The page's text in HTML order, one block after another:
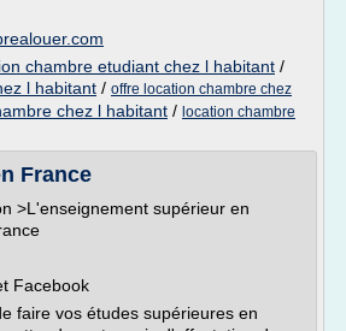
chambre etudiant chez l habitant /
l habitant / offre location chambre chez
chez l habitant / location chambre
France
>L'enseignement supérieur en
Facebook
faire vos études supérieures en